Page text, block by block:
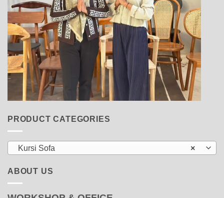
PRODUCT CATEGORIES
×
Kursi Sofa
ABOUT US